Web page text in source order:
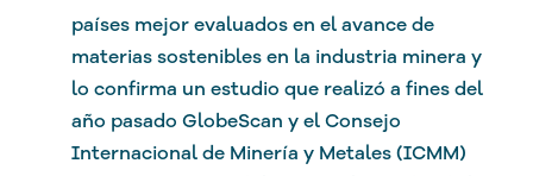
países mejor evaluados en el avance de
materias sostenibles en la industria minera y
lo confirma un estudio que realizó a fines del
año pasado GlobeScan y el Consejo
Internacional de Minería y Metales (ICMM)